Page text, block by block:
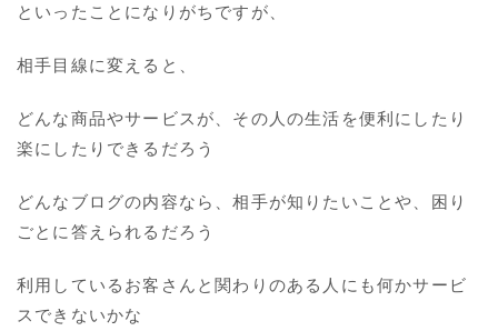
といったことになりがちですが、
相手目線に変えると、
どんな商品やサービスが、その人の生活を便利にしたり
楽にしたりできるだろう
どんなブログの内容なら、相手が知りたいことや、困り
ごとに答えられるだろう
利用しているお客さんと関わりのある人にも何かサービ
スできないかな